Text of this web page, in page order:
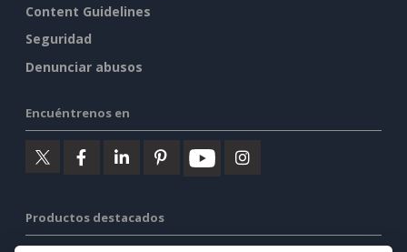
Content Guidelines
Seguridad
Denunciar abusos
Encuéntrenos en
Productos destacados